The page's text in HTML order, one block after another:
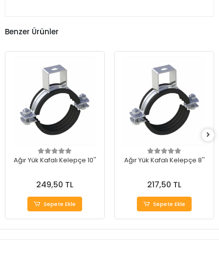
Benzer Ürünler
Ağır Yük Kafalı Kelepçe 10''
249,50 TL
Sepete Ekle
Ağır Yük Kafalı Kelepçe 8''
217,50 TL
Sepete Ekle